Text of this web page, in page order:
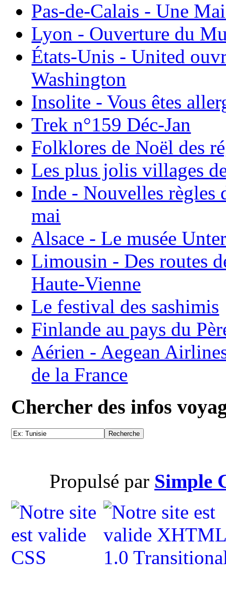
Pas-de-Calais - Une
Lyon - Ouverture du
États-Unis - United
Washington
Insolite - Vous êtes
Trek n°159 Déc-Jan
Folklores de Noël des
Les plus jolis villages
Inde - Nouvelles règles
mai
Alsace - Le musée
Limousin - Des routes
Haute-Vienne
Le festival des sashimis
Finlande au pays du
Aérien - Aegean
de la France
Chercher des infos
Propulsé par Simple